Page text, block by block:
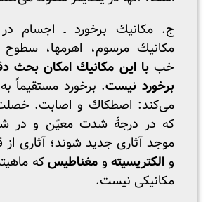
ج. مکانیك برخورد ـ اجسام
مکانیك مرسوم، اهرمها، سطوح
خببا این مکانیك امکان بحث
برخورد نیست. برخورد مستقیماً
می‌کند: اصطکاك و اصابت.
که در درجۀ شدت معیّن و در
موجد آثاری جدید شوند؛ آثاری
و الکتریسیتهو مغناطیسکه
مکانیکی نیست.